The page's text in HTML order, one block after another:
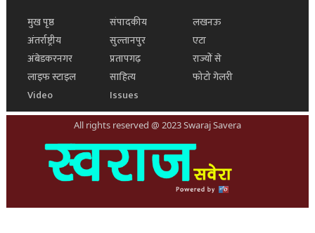
मुख पृष्ठ संपादकीय
लखनऊ
अंतर्राष्ट्रीय
सुल्तानपुर
एटा
अंबेडकरनगर
प्रतापगढ़
राज्यों से
लाइफ स्टाइल
साहित्य
फोटो गेलरी
Video
Issues
All rights reserved @ 2023 Swaraj Savera